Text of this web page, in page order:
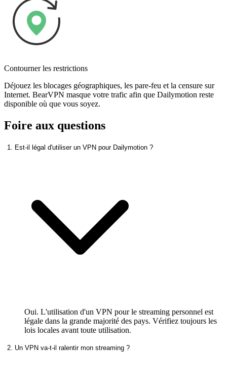
Contourner les restrictions
Déjouez les blocages géographiques, les pare-feu et la censure sur
Internet. BearVPN masque votre trafic afin que Dailymotion reste
disponible où que vous soyez.
Foire aux questions
1. Est-il légal d'utiliser un VPN pour Dailymotion ?
Oui. L'utilisation d'un VPN pour le streaming personnel est
légale dans la grande majorité des pays. Vérifiez toujours les
lois locales avant toute utilisation.
2. Un VPN va-t-il ralentir mon streaming ?